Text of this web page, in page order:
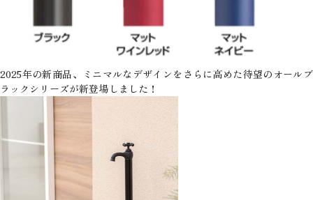
2025年の新商品、ミニマルなデザインをさらに高めた待望のオールブ
ラックシリーズが新登場しました！